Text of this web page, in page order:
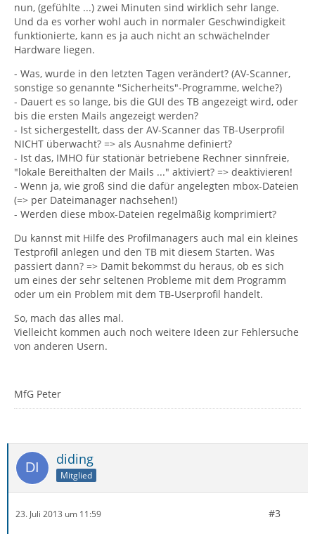
nun, (gefühlte ...) zwei Minuten sind wirklich sehr lange.
Und da es vorher wohl auch in normaler Geschwindigkeit
funktionierte, kann es ja auch nicht an schwächelnder
Hardware liegen.
- Was, wurde in den letzten Tagen verändert? (AV-Scanner,
sonstige so genannte "Sicherheits"-Programme, welche?)
- Dauert es so lange, bis die GUI des TB angezeigt wird, oder
bis die ersten Mails angezeigt werden?
- Ist sichergestellt, dass der AV-Scanner das TB-Userprofil
NICHT überwacht? => als Ausnahme definiert?
- Ist das, IMHO für stationär betriebene Rechner sinnfreie,
"lokale Bereithalten der Mails ..." aktiviert? => deaktivieren!
- Wenn ja, wie groß sind die dafür angelegten mbox-Dateien
(=> per Dateimanager nachsehen!)
- Werden diese mbox-Dateien regelmäßig komprimiert?
Du kannst mit Hilfe des Profilmanagers auch mal ein kleines
Testprofil anlegen und den TB mit diesem Starten. Was
passiert dann? => Damit bekommst du heraus, ob es sich
um eines der sehr seltenen Probleme mit dem Programm
oder um ein Problem mit dem TB-Userprofil handelt.
So, mach das alles mal.
Vielleicht kommen auch noch weitere Ideen zur Fehlersuche
von anderen Usern.
MfG Peter
diding
Mitglied
23. Juli 2013 um 11:59 #3